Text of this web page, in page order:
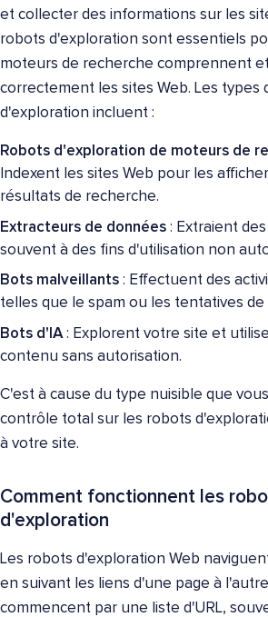
et collecter des informations sur les
robots d'exploration sont essentiels
moteurs de recherche comprennent
correctement les sites Web. Les types
d'exploration incluent :
Robots d'exploration de moteurs de
Indexent les sites Web pour les
résultats de recherche.
Extracteurs de données : Extraient
souvent à des fins d'utilisation non
Bots malveillants : Effectuent des
telles que le spam ou les tentatives de
Bots d'IA: Explorent votre site et
contenu sans autorisation.
C'est à cause du type nuisible que
contrôle total sur les robots
à votre site.
Comment fonctionnent les
d'exploration
Les robots d'exploration Web
en suivant les liens d'une page à
commencent par une liste d'URL,